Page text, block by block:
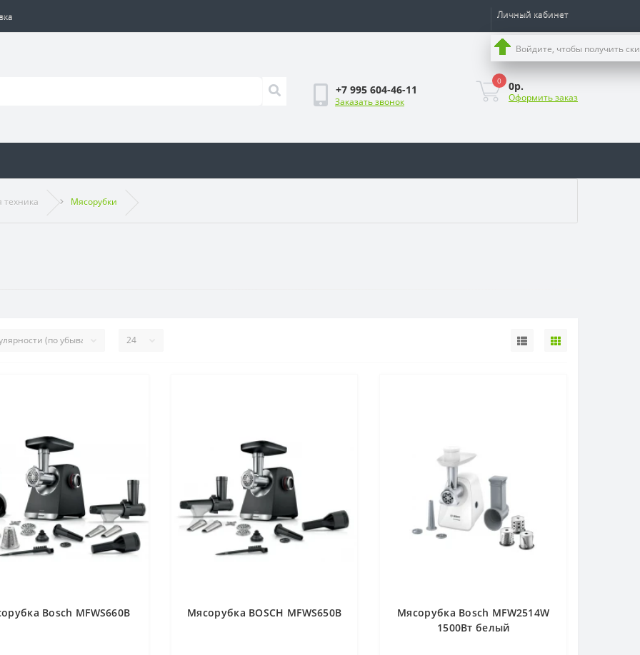
Личный кабинет
Войдите, чтобы получить
+7 995 604-46-11
Заказать звонок
0 0р.
Оформить заказ
техника Мясорубки
Bosch MFWS660B Мясорубка BOSCH MFWS650B
Мясорубка Bosch MFW2514W
1500Вт белый